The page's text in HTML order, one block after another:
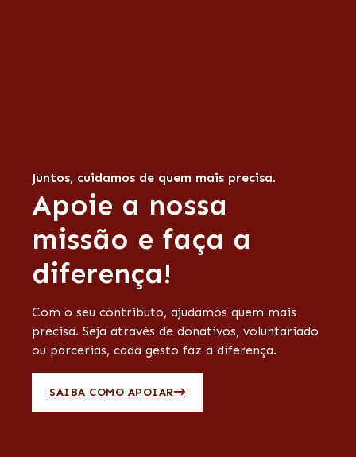
Apoie a nossa
missão e faça a
diferença!
Com o seu contributo, ajudamos quem mais
precisa. Seja através de donativos, voluntariado
ou parcerias, cada gesto faz a diferença.
SAIBA COMO APOIAR
Juntos, cuidamos de quem mais precisa.